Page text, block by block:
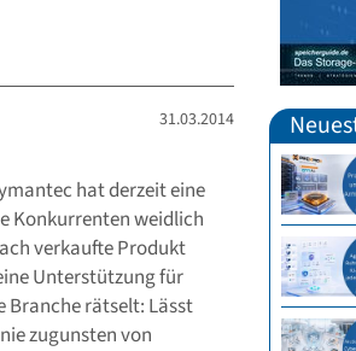
31.03.2014
hat derzeit eine
Konkurrenten weidlich
verkaufte Produkt
Unterstützung für
Branche rätselt: Lässt
zugunsten von